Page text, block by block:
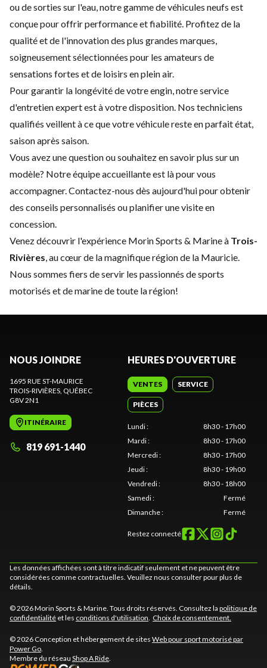
ou de sorties sur l'eau, notre gamme de véhicules neufs est
conçue pour offrir performance et fiabilité. Profitez de la
qualité et de l'innovation des plus grandes marques,
soigneusement sélectionnées pour les amateurs de
sensations fortes et de loisirs en plein air.
Pour garantir la longévité de votre engin, notre service
d'entretien expertest à votre disposition. Nos techniciens
qualifiés veillent à ce que votre véhicule reste en parfait état,
saison après saison.
Vous avez une question ou souhaitez en savoir plus sur un
modèle? Notre équipe accueillante est là pour vous
accompagner. Contactez-nous dès aujourd'hui pour obtenir
des conseils personnalisés ou planifier une visite en
concession.
Venez découvrir l'expérience Morin Sports & Marine à Trois-
Rivières , au cœur de la magnifique région de la Mauricie.
Nous sommes fiers de servir les passionnés de sports
motorisés et de marine de toute la région!
NOUS JOINDRE
1695 RUE ST-MAURICE
TROIS-RIVIÈRES , QUÉBEC
G8V 2N1
ITINÉRAIRE
819 691-1440
HEURES D'OUVERTURE
VENTES SERVICE
PIÈCES
Lundi:
8h30 - 17h00
Mardi:
8h30 - 17h00
Mercredi:
8h30 - 17h00
Jeudi:
8h30 - 19h00
Vendredi:
8h30 - 18h00
Samedi:
Fermé
Dimanche: Fermé
Restez connecté
Les données affichées sont à titre indicatif seulement et ne peuvent être
considérées comme contractuelles. Veuillez nous consulter pour plus de
détails.
© 2026 Morin Sports & Marine. Tous droits réservés. Consultez la politique de
confidentialité et les conditions d'utilisation Choix de consentement.
© 2026 Conception et hébergement de sites Web pour sport motorisé par
Power Go
Membre du réseau Shop A Ride